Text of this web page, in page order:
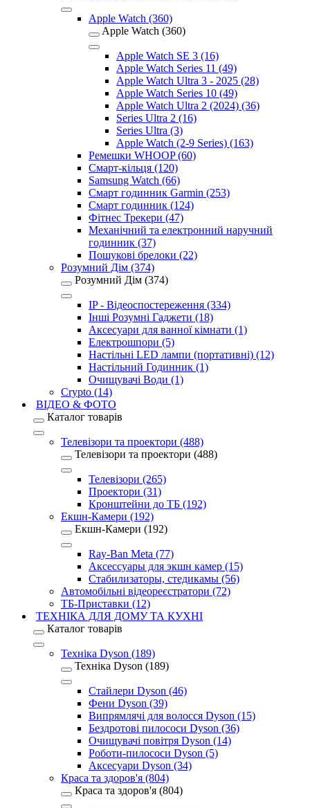
Apple Watch (360)
Apple Watch (360)
Apple Watch SE 3 (16)
Apple Watch Series 11 (49)
Apple Watch Ultra 3 - 2025 (28)
Apple Watch Series 10 (49)
Apple Watch Ultra 2 (2024) (36)
Series Ultra 2 (16)
Series Ultra (3)
Apple Watch (2-9 Series) (163)
Ремешки WHOOP (60)
Смарт-кільця (120)
Samsung Watch (66)
Смарт годинник Garmin (253)
Смарт годинник (124)
Фітнес Трекери (47)
Механічний та електронний наручний
годинник (37)
Пошукові брелоки (22)
Розумний Дім (374)
Розумний Дім (374)
IP - Відеоспостереження (334)
Інші Розумні Гаджети (18)
Аксесуари для ванної кімнати (1)
Електрошпори (5)
Настільні LED лампи (портативні) (12)
Настільний Годинник (1)
Очищувачі Води (1)
Crypto (14)
ВІДЕО & ФОТО
Каталог товарів
Телевізори та проектори (488)
Телевізори та проектори (488)
Телевізори (265)
Проектори (31)
Кронштейни до ТБ (192)
Екшн-Камери (192)
Екшн-Камери (192)
Ray-Ban Meta (77)
Аксессуары для экшн камер (15)
Стабилизаторы, стедикамы (56)
Автомобільні відеореєстратори (72)
ТБ-Приставки (12)
ТЕХНІКА ДЛЯ ДОМУ ТА КУХНІ
Каталог товарів
Техніка Dyson (189)
Техніка Dyson (189)
Стайлери Dyson (46)
Фени Dyson (39)
Випрямлячі для волосся Dyson (15)
Бездротові пилососи Dyson (36)
Очищувачі повітря Dyson (14)
Роботи-пилососи Dyson (5)
Аксесуари Dyson (34)
Краса та здоров'я (804)
Краса та здоров'я (804)